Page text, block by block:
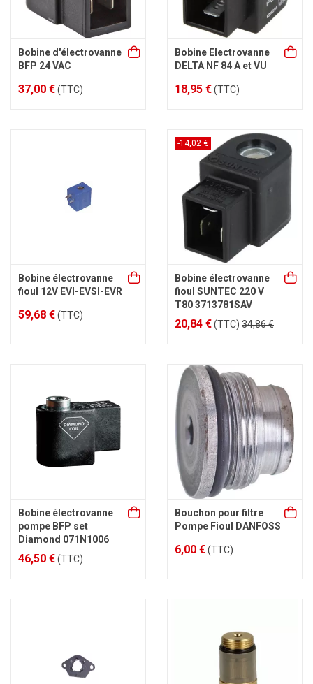
Bobine d'électrovanne
BFP 24 VAC
37,00 €(TTC)
Bobine Electrovanne
DELTA NF 84 A et VU
18,95 €(TTC)
Bobine électrovanne
fioul 12V EVI-EVSI-EVR
59,68 €(TTC)
-14,02 €
Bobine électrovanne
fioul SUNTEC 220 V
T80 3713781SAV
20,84 €(TTC) 34,86 €
Bobine électrovanne
pompe BFP set
Diamond 071N1006
46,50 €(TTC)
Bouchon pour filtre
Pompe Fioul DANFOSS
6,00 €(TTC)